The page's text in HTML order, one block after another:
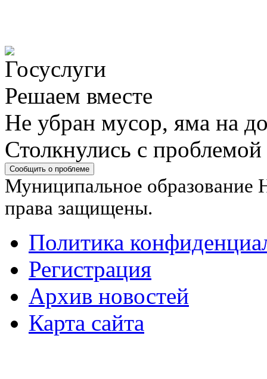
Решаем вместе
Не убран мусор, яма на
Столкнулись с
Сообщить о проблеме
Муниципальное образование
права защищены.
Политика
Регистрация
Архив новостей
Карта сайта